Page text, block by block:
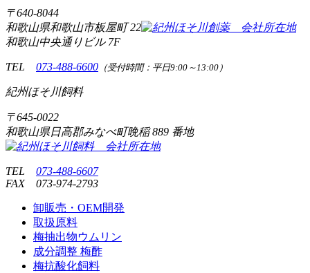
〒640-8044
和歌山県和歌山市板屋町22
和歌山中央通りビル 7F
TEL 073-488-6600 （受付時間：平日9:00～13:00）
紀州ほそ川飼料
〒645-0022
和歌山県日高郡みなべ町晩稲889 番地
TEL 073-488-6607
FAX 073-974-2793
卸販売・OEM開発
取扱原料
梅抽出物ウムリン
成分調整 梅酢
梅抗酸化飼料